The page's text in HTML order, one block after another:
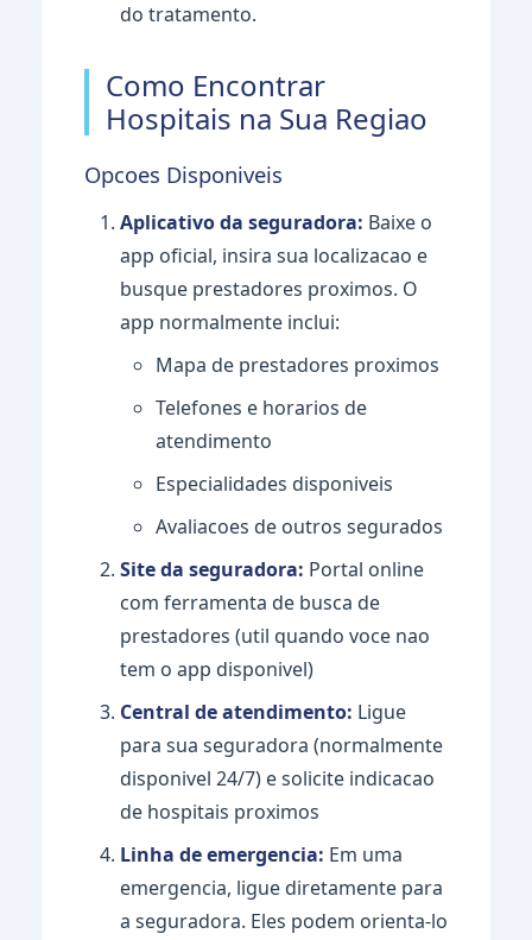
do tratamento.
Como Encontrar
Hospitais na Sua Regiao
Opcoes Disponiveis
Aplicativo da seguradora: Baixe o
app oficial, insira sua localizacao e
busque prestadores proximos. O
app normalmente inclui:
Mapa de prestadores proximos
Telefones e horarios de
atendimento
Especialidades disponiveis
Avaliacoes de outros segurados
Site da seguradora: Portal online
com ferramenta de busca de
prestadores (util quando voce nao
tem o app disponivel)
Central de atendimento: Ligue
para sua seguradora (normalmente
disponivel 24/7) e solicite indicacao
de hospitais proximos
Linha de emergencia: Em uma
emergencia, ligue diretamente para
a seguradora. Eles podem orienta-lo